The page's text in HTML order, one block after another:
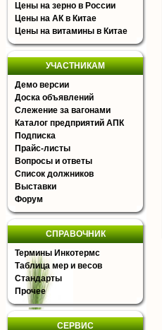
Цены на зерно в России
Цены на АК в Китае
Цены на витамины в Китае
УЧАСТНИКАМ
Демо версии
Доска объявлений
Слежение за вагонами
Каталог предприятий АПК
Подписка
Прайс-листы
Вопросы и ответы
Список должников
Выставки
Форум
СПРАВОЧНИК
Термины Инкотермс
Таблица мер и весов
Стандарты
Прочее
СЕРВИС